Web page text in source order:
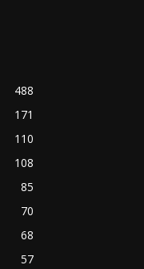
488
171
110
108
85
70
68
57